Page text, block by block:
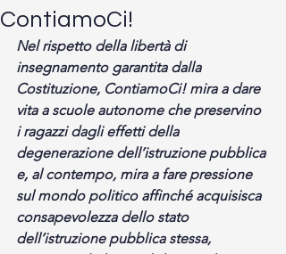
ContiamoCi!
Nel rispetto della libertà di
insegnamento garantita dalla
Costituzione, ContiamoCi! mira a dare
vita a scuole autonome che preservino
i ragazzi dagli effetti della
degenerazione dell’istruzione pubblica
e, al contempo, mira a fare pressione
sul mondo politico affinché acquisisca
consapevolezza dello stato
dell’istruzione pubblica stessa,